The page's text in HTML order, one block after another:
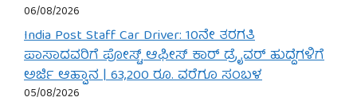
06/08/2026
India Post Staff Car Driver: 10ನೇ ತರಗತಿ
ಪಾಸಾದವರಿಗೆ ಪೋಸ್ಟ್ ಆಫೀಸ್ ಕಾರ್ ಡ್ರೈವರ್ ಹುದ್ದೆಗಳಿಗೆ
ಅರ್ಜಿ ಆಹ್ವಾನ | 63,200 ರೂ. ವರೆಗೂ ಸಂಬಳ
05/08/2026